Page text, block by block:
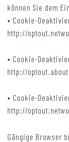
können Sie dem
• Cookie-
http://
• Cookie-
http://
• Cookie-
http://
Gängige Browser